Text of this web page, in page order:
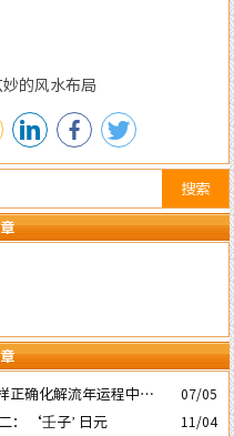
搜索
确化解流年运程中的灾
07/05
：‘壬子’ 日元 11/04
的风水布局